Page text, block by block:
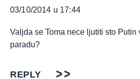
03/10/2014 u 17:44
Valjda se Toma nece ljutiti sto Putin
paradu?
REPLY